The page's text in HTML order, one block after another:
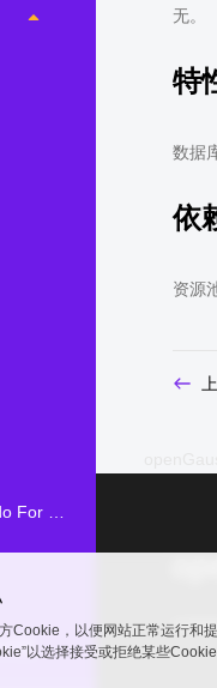
锁
无。
特
数据
依
资源
Cookie，以便网站正常运行和
以选择接受或拒绝某些